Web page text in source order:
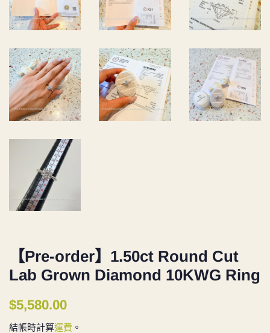
【Pre-order】1.50ct Round Cut
Lab Grown Diamond 10KWG Ring
定
$5,580.00
結帳時計算運費 。